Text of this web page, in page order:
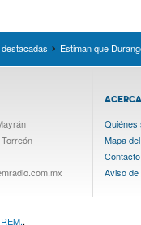
destacadas Estiman que
Quiénes
Mapa
Contacto
Aviso
.